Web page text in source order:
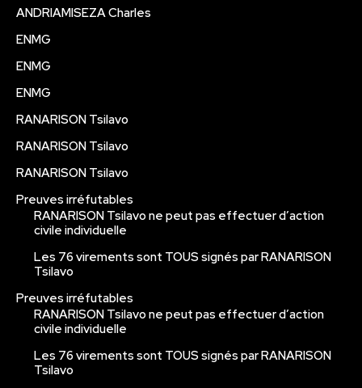
ANDRIAMISEZA Charles
ENMG
ENMG
ENMG
RANARISON Tsilavo
RANARISON Tsilavo
RANARISON Tsilavo
Preuves irréfutables
RANARISON Tsilavo ne peut pas effectuer d’action
civile individuelle
Les 76 virements sont TOUS signés par RANARISON
Tsilavo
Preuves irréfutables
RANARISON Tsilavo ne peut pas effectuer d’action
civile individuelle
Les 76 virements sont TOUS signés par RANARISON
Tsilavo